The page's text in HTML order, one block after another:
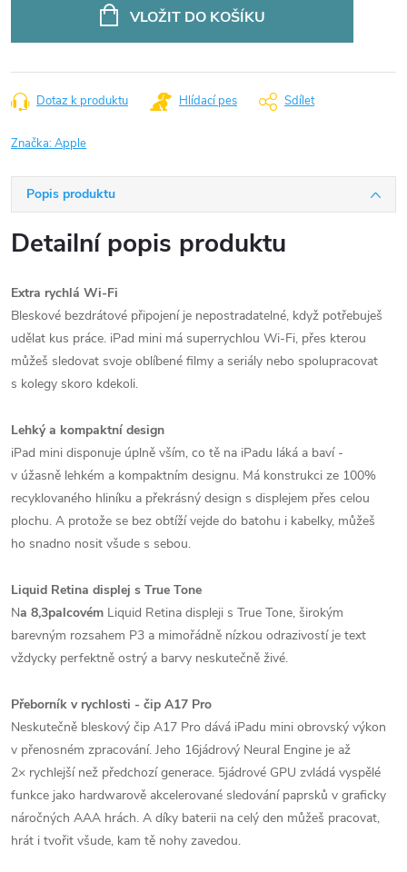
VLOŽIT DO KOŠÍKU
Dotaz k produktu Hlídací pes Sdílet
Značka:Apple
Popis produktu
Detailní popis produktu
Extra rychlá Wi-Fi
Bleskové bezdrátové připojení je nepostradatelné, když potřebuješ
udělat kus práce. iPad mini má superrychlou Wi‑Fi, přes kterou
můžeš sledovat svoje oblíbené filmy a seriály nebo spolupracovat
s kolegy skoro kdekoli.
Lehký a kompaktní design
iPad mini disponuje úplně vším, co tě na iPadu láká a baví -
v úžasně lehkém a kompaktním designu. Má konstrukci ze 100%
recyklovaného hliníku a překrásný design s displejem přes celou
plochu. A protože se bez obtíží vejde do batohu i kabelky, můžeš
ho snadno nosit všude s sebou.
Liquid Retina displej s True Tone
Na 8,3palcovém Liquid Retina displeji s True Tone, širokým
barevným rozsahem P3 a mimořádně nízkou odrazivostí je text
vždycky perfektně ostrý a barvy neskutečně živé.
Přeborník v rychlosti - čip A17 Pro
Neskutečně bleskový čip A17 Pro dává iPadu mini obrovský výkon
v přenosném zpracování. Jeho 16jádrový Neural Engine je až
2× rychlejší než předchozí generace. 5jádrové GPU zvládá vyspělé
funkce jako hardwarově akcelerované sledování paprsků v graficky
náročných AAA hrách. A díky baterii na celý den můžeš pracovat,
hrát i tvořit všude, kam tě nohy zavedou.